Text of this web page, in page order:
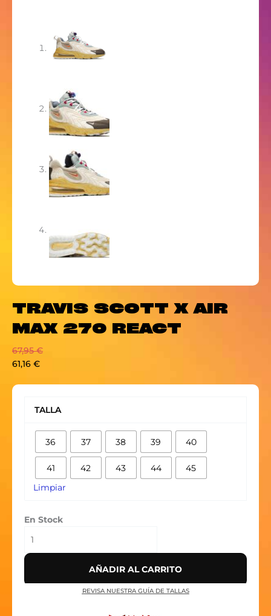
TRAVIS SCOTT X AIR
MAX 270 REACT
67,95€
61,16 €
TALLA
36 37 38 39 40
41 42 43 44 45
Limpiar
En Stock
AIR
270
REACT
cantidad
AÑADIR AL CARRITO
REVISA NUESTRA GUÍA DE TALLAS